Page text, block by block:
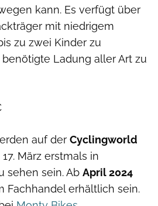
kann. Es verfügt über
mit niedrigem
zu zwei Kinder zu
Ladung aller Art zu
auf der Cyclingworld
März erstmals in
sehen sein. Ab April 2024
Fachhandel erhältlich sein.